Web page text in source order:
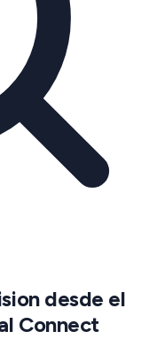
desde el
Connect